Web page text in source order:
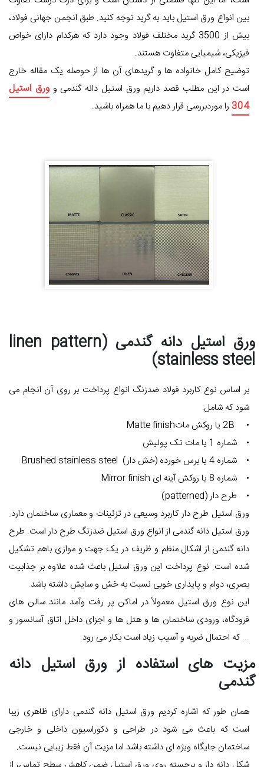
بین انواع ورق استیل باید به گرید توجه کنید. طبق انجمن جهانی فولاد،
بیش از 3500 گرید مختلف فولاد وجود دارد که هرکدام دارای خواص
فیزیکی، شیمیایی متفاوت هستند.
توضیح کامل خانواده ها و گریدهای آن ها از حوصله یک مقاله خارج
است در این مطلب قصد داریم ورق استیل دانه گندمی وورق استیل
304 را موردبررسی قرار دهیم با ما همراه باشید.
ورق استیل دانه گندمی (linen pattern
stainless steel)
بر اساس نوع کاربرد فولاد ضدزنگ انواع پرداخت بر روی آن انجام می
شود که شامل:
• 2B یا روکش ماتMatte finish
• شماره 1 یا مات تک پولیش
• شماره 4 یا برس خورده (خش دار) Brushed stainless steel
• شماره 8 یا روکش آینه ای Mirror finish
• طرح دار (patterned)
ورق استیل طرح دار کاربرد وسیعی در تزئینات و معماری ساختمان دارد.
ورق استیل دانه گندمی از انواع ورق استیل ضدزنگ طرح دار است. طرح
دانه گندمی از اشکال منظم و ظریف در یک جهت و موازی باهم تشکیل
شده است. نوع پرداخت این ورق استیل باعث شده علاوه بر جذابیت
بصری، دوام و پایداری خوبی نسبت به خش و سایش داشته باشد.
این نوع ورق استیل معمولاً در اماکن پر رفت وآمد مانند سالن های
فرودگاه، ورودی ساختمان ها و هتل ها و اجزای داخل اتاق آسانسور و
... که احتمال ضربه و آسیب زیاد است بکار می رود.
مزیت های استفاده از ورق استیل دانه
گندمی
همان طور که اشاره کردیم ورق استیل دانه گندمی دارای ظاهری زیبا
است که باعث می شود در طراحی و دکوراسیون داخلی و خارجی
ساختمان جایگاه ویژه ای داشته باشد اما مزیت آن فقط زیبایی نیست.